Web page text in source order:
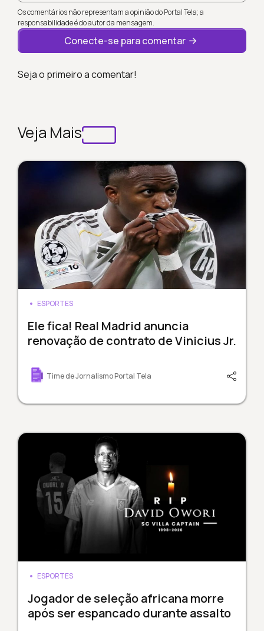
Os comentários não representam a opinião do Portal Tela; a
responsabilidade é do autor da mensagem.
Conecte-se para comentar
Seja o primeiro a comentar!
Veja Mais
ESPORTES
Ele fica! Real Madrid anuncia
renovação de contrato de Vinicius Jr.
Time de Jornalismo Portal Tela
ESPORTES
Jogador de seleção africana morre
após ser espancado durante assalto